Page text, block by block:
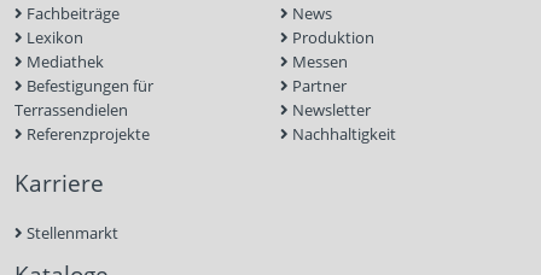
Fachbeiträge
Lexikon
Mediathek
Befestigungen für
Terrassendielen
Referenzprojekte
News
Produktion
Messen
Partner
Newsletter
Nachhaltigkeit
Karriere
Stellenmarkt